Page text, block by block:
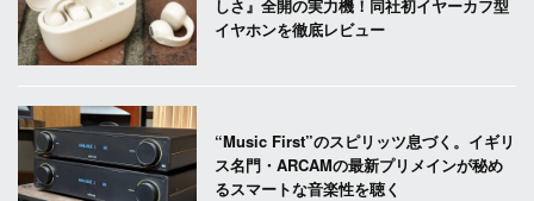
しさ』全開の実力機！同社初イヤーカフ型
イヤホンを徹底レビュー
“Music First”のスピリッツ息づく。イギリ
ス名門・ARCAMの最新プリメインが秘め
るスマートな音楽性を聴く